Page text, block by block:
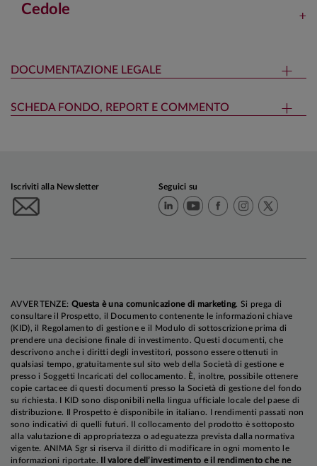
Cedole
DOCUMENTAZIONE LEGALE
SCHEDA FONDO, REPORT E COMMENTO
Iscriviti alla Newsletter Seguici su
AVVERTENZE: Questa è una comunicazione di marketing. Si prega di
consultare il Prospetto, il Documento contenente le informazioni chiave
(KID), il Regolamento di gestione e il Modulo di sottoscrizione prima di
prendere una decisione finale di investimento. Questi documenti, che
descrivono anche i diritti degli investitori, possono essere ottenuti in
qualsiasi tempo, gratuitamente sul sito web della Società di gestione e
presso i Soggetti Incaricati del collocamento. È, inoltre, possibile ottenere
copie cartacee di questi documenti presso la Società di gestione del fondo
su richiesta. I KID sono disponibili nella lingua ufficiale locale del paese di
distribuzione. Il Prospetto è disponibile in italiano. I rendimenti passati non
sono indicativi di quelli futuri. Il collocamento del prodotto è sottoposto
alla valutazione di appropriatezza o adeguatezza prevista dalla normativa
vigente. ANIMA Sgr si riserva il diritto di modificare in ogni momento le
informazioni riportate.
Il valore dell’investimento e il rendimento che ne